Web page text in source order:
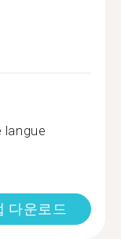
langue
다운로드